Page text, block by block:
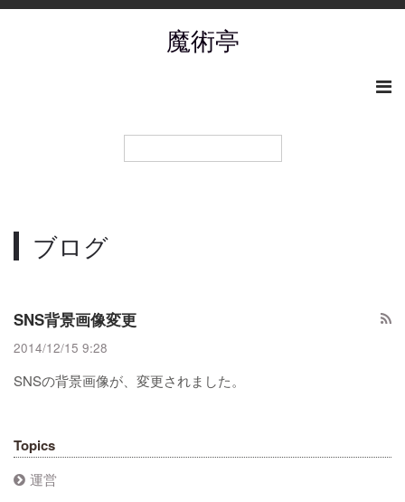
魔術亭
ブログ
SNS背景画像変更
2014/12/15 9:28
SNSの背景画像が、変更されました。
Topics
運営